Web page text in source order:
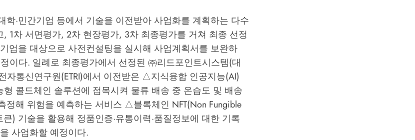
학·민간기업 등에서 기술을 이전받아 사업화를 계획하는 다수
1차 서면평가, 2차 현장평가, 3차 최종평가를 거쳐 최종 선정
업을 대상으로 사전컨설팅을 실시해 사업계획서를 보완하
이다. 일례로 최종평가에서 선정된 ㈜리드포인트시스템(대
자통신연구원(ETRI)에서 이전받은 △지식융합 인공지능(AI)
콜드체인 솔루션에 접목시켜 물류 배송 중 온습도 및 배송
정해 위험을 예측하는 서비스 △블록체인 NFT(Non Fungible
) 기술을 활용해 정품인증·유통이력·품질정보에 대한 기록
사업화할 예정이다.